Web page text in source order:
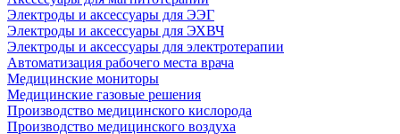
Электроды и аксессуары для ЭЭГ
Электроды и аксессуары для ЭХВЧ
Электроды и аксессуары для электротерапии
Автоматизация рабочего места врача
Медицинские мониторы
Медицинские газовые решения
Производство медицинского кислорода
Производство медицинского воздуха